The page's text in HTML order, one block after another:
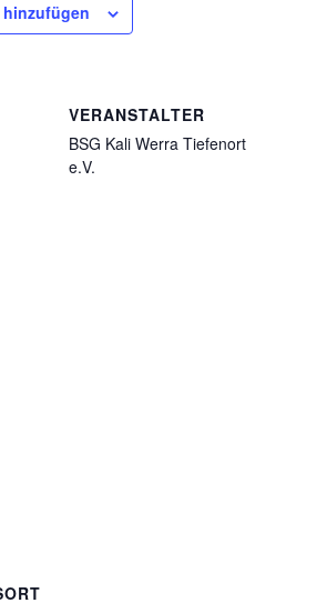
VERANSTALTER
BSG Kali Werra Tiefenort
e.V.